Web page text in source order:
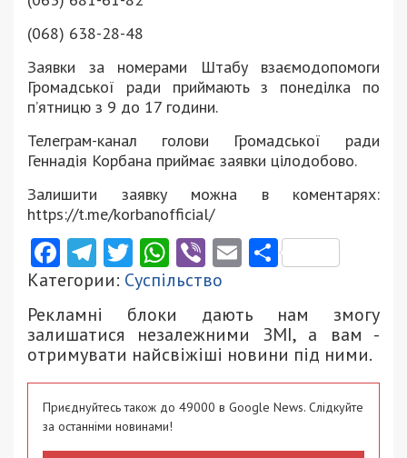
(068) 638-28-48
Заявки за номерами Штабу взаємодопомоги
Громадської ради приймають з понеділка по
п’ятницю з 9 до 17 години.
Телеграм-канал голови Громадської ради
Геннадія Корбана приймає заявки цілодобово.
Залишити заявку можна в коментарях:
https://t.me/korbanofficial/
Facebook
Telegram
Twitter
WhatsApp
ViberEmail
Категории: Суспільство
Рекламні блоки дають нам змогу
залишатися незалежними ЗМІ, а вам -
отримувати найсвіжіші новини під ними.
Приєднуйтесь також до 49000 в Google News. Слідкуйте
за останніми новинами!